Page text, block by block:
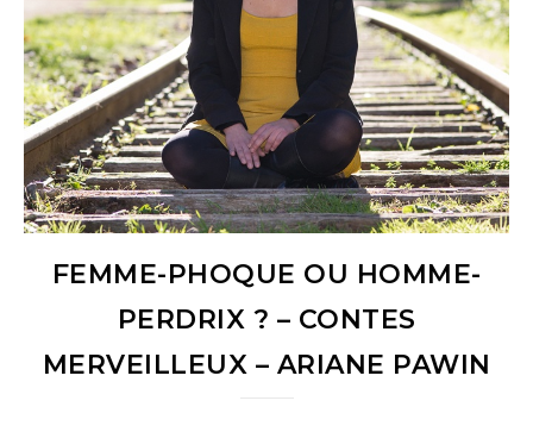
FEMME-PHOQUE OU HOMME-
PERDRIX ? – CONTES
MERVEILLEUX – ARIANE PAWIN